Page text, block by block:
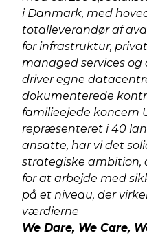
i Danmark, med
totalleverandør af
for infrastruktur,
managed services og
driver egne
dokumenterede
familieejede koncern
repræsenteret i 40
ansatte, har vi det
strategiske ambition,
for at arbejde med
på et niveau, der
værdierne
We Dare, We Care,